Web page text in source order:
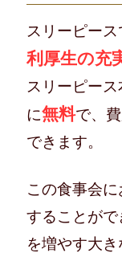
スリーピース
利厚生の充
スリーピー
に無料で、
できます。
この食事会
することが
を増やす大き